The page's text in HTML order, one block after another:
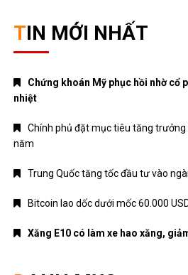
TIN MỚI NHẤT
Chứng khoán Mỹ phục hồi nhờ cổ
nhiệt
Chính phủ đặt mục tiêu tăng trưởng
năm
Trung Quốc tăng tốc đầu tư vào
Bitcoin lao dốc dưới mốc 60.000
Xăng E10 có làm xe hao xăng,